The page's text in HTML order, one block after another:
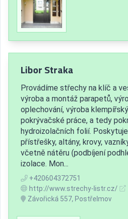
Libor Straka
Provádíme střechy na klíč a
výroba a montáž parapetů,
oplechování, výroba
pokrývačské práce, a tedy
hydroizolačních folií.
přístřešky, altány, krovy,
včetně nátěru (podbíjení
izolace. Mon...
+420604372751
http://www.strechy-listr.cz/
Závořická 557, Postřelmov